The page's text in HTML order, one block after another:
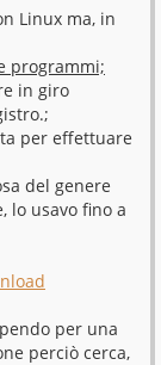
Linux ma, in
programmi;
in giro
per effettuare
del genere
lo usavo fino a
per una
perciò cerca,